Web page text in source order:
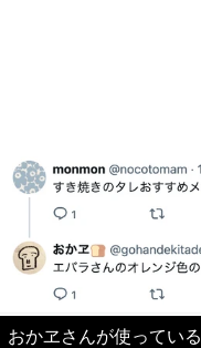
おかヱさんが使ってい